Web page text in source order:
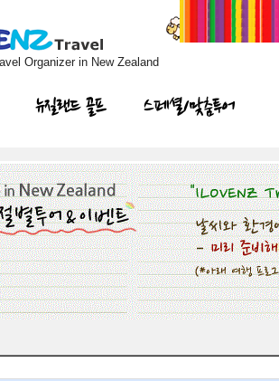
Organizer in New Zealand
뉴질랜드 골프 스페셜/맞춤투어